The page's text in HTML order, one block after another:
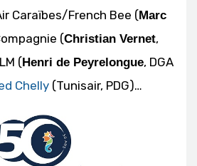
Caraïbes/French Bee ( Marc
(Christian Vernet,
( Henri de Peyrelongue, DGA
Chelly (Tunisair, PDG)…